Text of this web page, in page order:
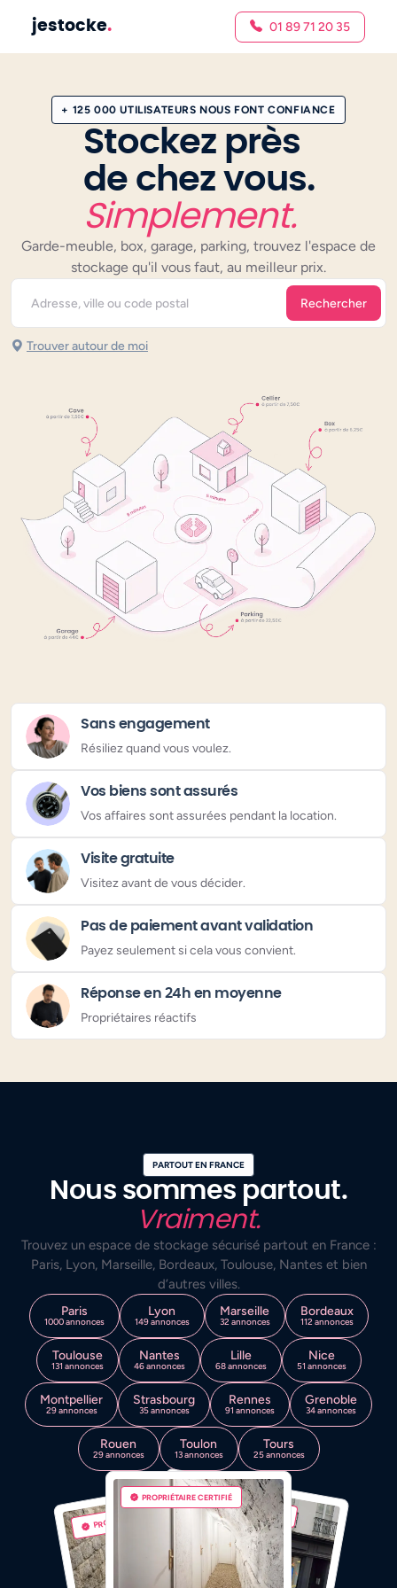
jestocke. 01 89 71 20 35
+ 125 000 UTILISATEURS NOUS FONT CONFIANCE
Stockez près
de chez vous.
Simplement.
Garde-meuble, box, garage, parking, trouvez l'espace de
stockage qu'il vous faut, au meilleur prix.
Rechercher
Trouver autour de moi
Sans engagement
Résiliez quand vous voulez.
Vos biens sont assurés
Vos affaires sont assurées pendant la location.
Visite gratuite
Visitez avant de vous décider.
Pas de paiement avant validation
Payez seulement si cela vous convient.
Réponse en 24h en moyenne
Propriétaires réactifs
PARTOUT EN FRANCE
Nous sommes partout.
Vraiment.
Trouvez un espace de stockage sécurisé partout en France :
Paris, Lyon, Marseille, Bordeaux, Toulouse, Nantes et bien
d’autres villes.
Paris
1000 annonces
Lyon
149 annonces
Marseille
32 annonces
Bordeaux
112 annonces
Toulouse
131 annonces
Nantes
46 annonces
Lille
68 annonces
Nice
51 annonces
Montpellier
29 annonces
Strasbourg
35 annonces
Rennes
91 annonces
Grenoble
34 annonces
Rouen
29 annonces
Toulon
13 annonces
Tours
25 annonces
PROPRIÉTAIRE CERTIFIÉ
PROPRIÉTAIRE CERTIFIÉPROPRIÉTAIRE CERTIFIÉ